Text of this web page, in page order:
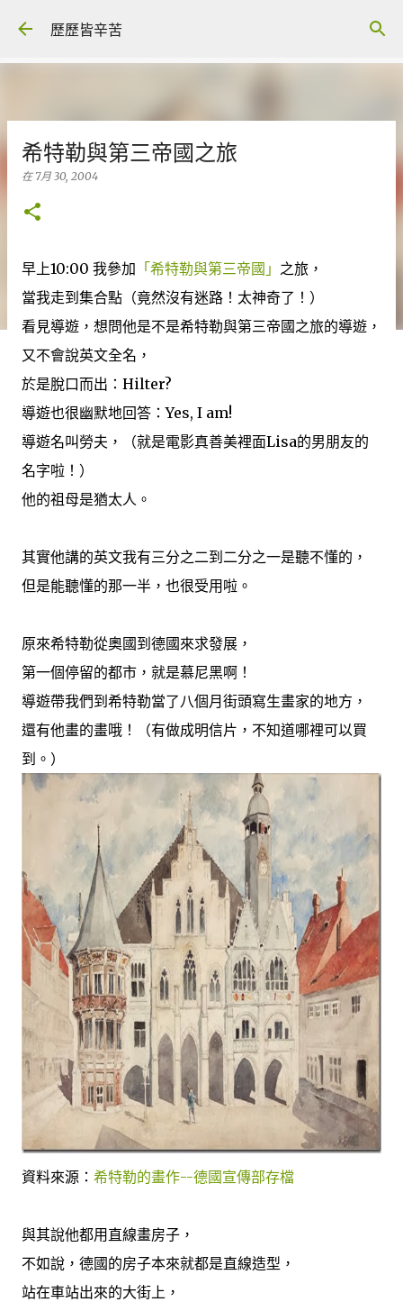
歷歷皆辛苦
希特勒與第三帝國之旅
在 7月 30, 2004
早上10:00 我參加 「希特勒與第三帝國」 之旅，
當我走到集合點（竟然沒有迷路！太神奇了！）
看見導遊，想問他是不是希特勒與第三帝國之旅的導遊，
又不會說英文全名，
於是脫口而出：Hilter?
導遊也很幽默地回答：Yes, I am!
導遊名叫勞夫，（就是電影真善美裡面Lisa的男朋友的
名字啦！）
他的祖母是猶太人。
其實他講的英文我有三分之二到二分之一是聽不懂的，
但是能聽懂的那一半，也很受用啦。
原來希特勒從奧國到德國來求發展，
第一個停留的都市，就是慕尼黑啊！
導遊帶我們到希特勒當了八個月街頭寫生畫家的地方，
還有他畫的畫哦！（有做成明信片，不知道哪裡可以買
到。）
資料來源： 希特勒的畫作--德國宣傳部存檔
與其說他都用直線畫房子，
不如說，德國的房子本來就都是直線造型，
站在車站出來的大街上，